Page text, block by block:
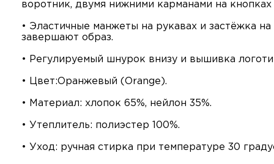
воротник, двумя нижними карманами на
• Эластичные манжеты на рукавах и застёжка
завершают образ.
• Регулируемый шнурок внизу и вышивка
• Цвет:Оранжевый (Orange).
• Материал: хлопок 65%, нейлон 35%.
• Утеплитель: полиэстер 100%.
• Уход: ручная стирка при температуре 30